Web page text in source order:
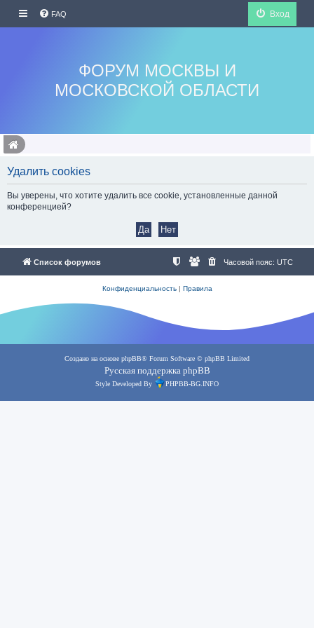
FAQ Вход
ФОРУМ МОСКВЫ И
МОСКОВСКОЙ ОБЛАСТИ
Удалить cookies
Вы уверены, что хотите удалить все cookie, установленные данной
конференцией?
Список форумов Часовой пояс: UTC
Конфиденциальность| Правила
Создано на основе phpBB® Forum Software © phpBB Limited
Русская поддержка phpBB
Style Developed By PHPBB-BG.INFO